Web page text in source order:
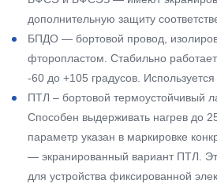
дополнительную защиту
БПДО — бортовой провод,
фторопластом. Стабильно
-60 до +105 градусов. Используется
ПТЛ – бортовой термоустойчивый
Способен выдерживать нагрев до
параметр указан в маркировке
— экранированный вариант ПТЛ.
для устройства фиксированной